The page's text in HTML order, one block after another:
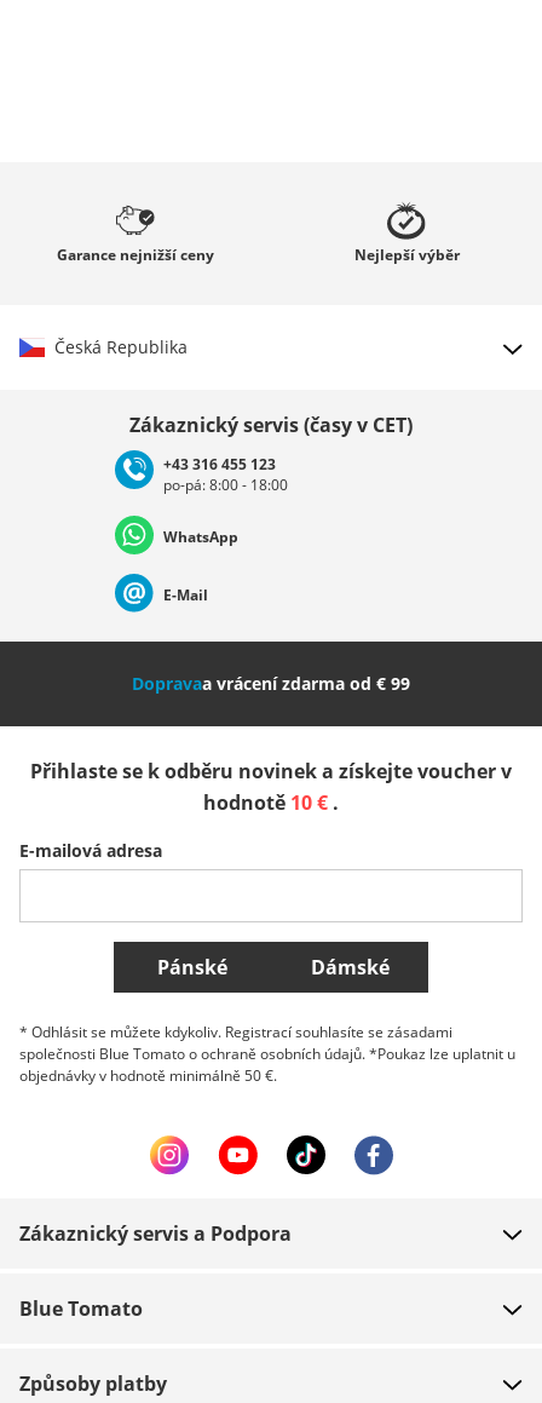
Garance nejnižší ceny Nejlepšívýběr
Česká Republika
Deutschland Österreich
Nederland Italia (Italiano) Italien (Deutsch)
Slovenija
Belgique (Français) Danmark Norge
Všechny země
Zákaznický servis (časy v CET)
+43 316 455 123
po-pá: 8:00 - 18:00
WhatsApp
E-Mail
Dopravaa vrácení zdarma od € 99
Přihlaste se k odběru novinek a získejte voucher v
hodnotě 10 € .
E-mailová adresa
Pánské Dámské
* Odhlásit se můžete kdykoliv. Registrací souhlasíte se zásadami
společnosti Blue Tomato o ochraně osobních údajů. *Poukaz lze uplatnit u
objednávky v hodnotě minimálně 50 €.
Zákaznický servis a Podpora
Platba
Blue Tomato
Způsoby platby